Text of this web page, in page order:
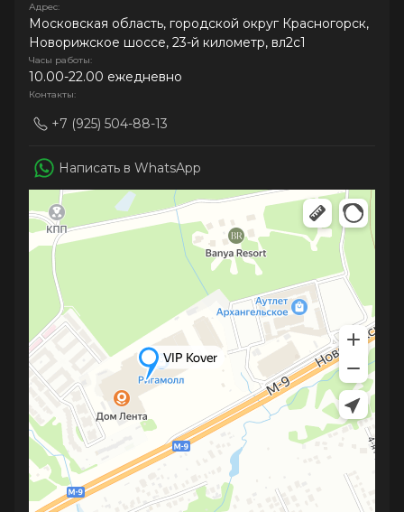
Адрес:
Московская область, городской округ Красногорск,
Новорижское шоссе, 23-й километр, вл2с1
Часы работы:
10.00-22.00 ежедневно
Контакты:
+7 (925) 504-88-13
Написать в WhatsApp